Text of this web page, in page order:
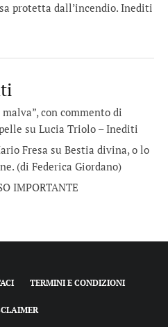
protetta dall’incendio. Inediti
con commento di
su Lucia Triolo – Inediti
Fresa su Bestia divina, o lo
(di Federica Giordano)
IMPORTANTE
TERMINI E CONDIZIONI